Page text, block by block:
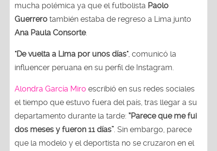
mucha polémica ya que el futbolista Paolo
Guerrero también estaba de regreso a Lima junto
Ana Paula Consorte.
"De vuelta a Lima por unos días", comunicó la
influencer peruana en su perfil de Instagram.
Alondra García Miro escribió en sus redes sociales
el tiempo que estuvo fuera del país, tras llegar a su
departamento durante la tarde: “Parece que me fui
dos meses y fueron 11 días” . Sin embargo, parece
que la modelo y el deportista no se cruzaron en el